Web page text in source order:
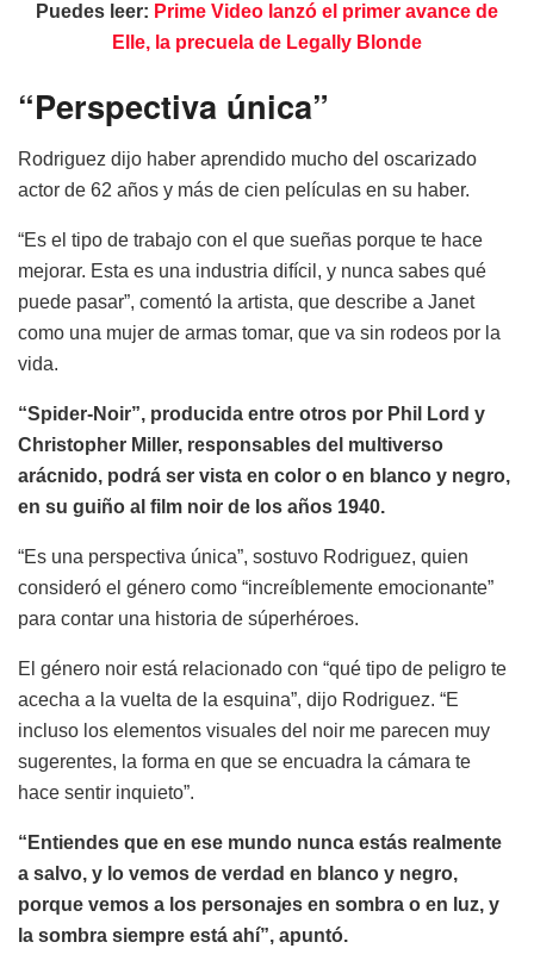
Puedes leer: Prime Video lanzó el primer avance de
Elle, la precuela de Legally Blonde
“Perspectiva única”
Rodriguez dijo haber aprendido mucho del oscarizado
actor de 62 años y más de cien películas en su haber.
“Es el tipo de trabajo con el que sueñas porque te hace
mejorar. Esta es una industria difícil, y nunca sabes qué
puede pasar”, comentó la artista, que describe a Janet
como una mujer de armas tomar, que va sin rodeos por la
vida.
“Spider-Noir”, producida entre otros por Phil Lord y
Christopher Miller, responsables del multiverso
arácnido, podrá ser vista en color o en blanco y negro,
en su guiño al film noir de los años 1940.
“Es una perspectiva única”, sostuvo Rodriguez, quien
consideró el género como “increíblemente emocionante”
para contar una historia de súperhéroes.
El género noir está relacionado con “qué tipo de peligro te
acecha a la vuelta de la esquina”, dijo Rodriguez. “E
incluso los elementos visuales del noir me parecen muy
sugerentes, la forma en que se encuadra la cámara te
hace sentir inquieto”.
“Entiendes que en ese mundo nunca estás realmente
a salvo, y lo vemos de verdad en blanco y negro,
porque vemos a los personajes en sombra o en luz, y
la sombra siempre está ahí”, apuntó.